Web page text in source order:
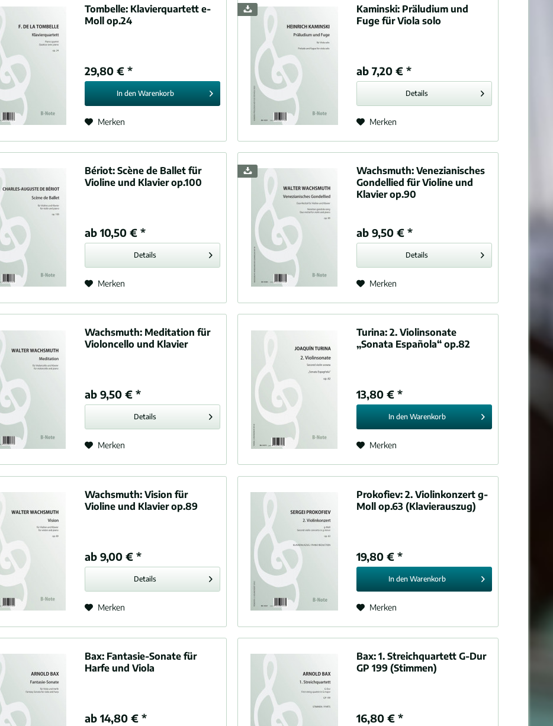
Rolla, Antonio (1798-1837)
Rubinstein, Anton (1829-1894)
Röntgen, Julius (1855-1932)
Saint-Saëns, Camille (1835-1921)
Schulhoff, Erwin (1894-1942)
Schönberg, Arnold (1874-1951)
Sinding, Christian (1856-1941)
Sjögren, Emil (1853-1918)
Stenhammar, Wilhelm (1871-1927)
Strauss, Richard (1864-1949)
Strohl, Rita (1865-1941)
Suk, Josef (1874-1935)
Szymanowski, Karol (1882-1937)
Telemann, Georg Philipp (1681-1767)
Tombelle, Fernand de la (1854-1928)
Tournemire, Charles (1870-1939)
Turina, Joaquín (1882-1949)
Vanhal, Johann Baptist (1739-1813)
Wachsmuth, Walter (1882-1964)
Webern, Anton (1883-1945)
Weill, Kurt (1900-1950)
Weismann, Julius (1879-1950)
Wolf, Hugo (1860-1903)
Wolf-Ferrari, Ermanno (1876-1948)
Wolstenholme, William (1865-1931)
Zemlinsky, Alexander von (1871-1942)
Tombelle: Klavierquartett e-
Moll op.24
29,80 € *
In den Warenkorb
Merken
Kaminski: Präludium und
Fuge für Viola solo
ab 7,20 € *
Details
Merken
Bériot:Scène de Ballet für
Violine und Klavier op.100
ab 10,50 € *
Details
Merken
Wachsmuth:Venezianisches
Gondellied für Violine und
Klavier op.90
ab 9,50 € *
Details
Merken
Wachsmuth: Meditation für
Violoncello und Klavier
ab 9,50 € *
Details
Merken
Turina:2. Violinsonate
„Sonata Española“ op.82
13,80 € *
In den Warenkorb
Merken
Wachsmuth:Vision für
Violine und Klavier op.89
ab 9,00 € *
Details
Merken
Prokofiev:2. Violinkonzert g-
Moll op.63 (Klavierauszug)
19,80 € *
In den Warenkorb
Merken
Bax: Fantasie-Sonate für
Harfe und Viola
ab 14,80 € *
Bax:1. Streichquartett G-Dur
GP 199 (Stimmen)
16,80 € *